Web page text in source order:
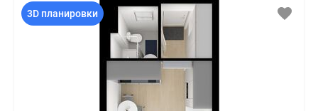
3D планировки